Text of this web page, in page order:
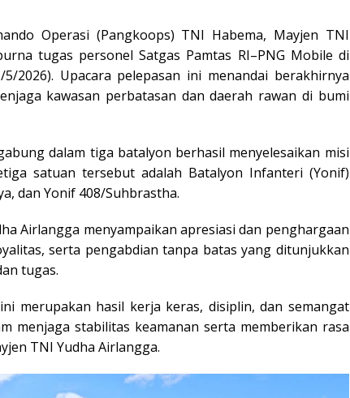
Operasi (Pangkoops) TNI Habema, Mayjen TNI
tugas personel Satgas Pamtas RI–PNG Mobile di
2026). Upacara pelepasan ini menandai berakhirnya
kawasan perbatasan dan daerah rawan di bumi
dalam tiga batalyon berhasil menyelesaikan misi
satuan tersebut adalah Batalyon Infanteri (Yonif)
dan Yonif 408/Suhbrastha.
Airlangga menyampaikan apresiasi dan penghargaan
serta pengabdian tanpa batas yang ditunjukkan
tugas.
merupakan hasil kerja keras, disiplin, dan semangat
menjaga stabilitas keamanan serta memberikan rasa
TNI Yudha Airlangga.